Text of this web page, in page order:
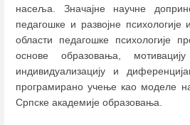
насеља. Значајне научне
педагошке и развојне психологије
области педагошке психологије
основе образовања,
индивидуализацију и
програмирано учење као моделе
Српске академије образовања.